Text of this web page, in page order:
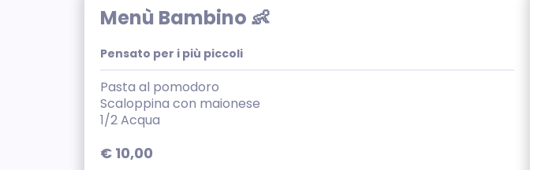
Menù Bambino 👶
Pensato per i più piccoli
Pasta al pomodoro
Scaloppina con maionese
1/2 Acqua
€ 10,00